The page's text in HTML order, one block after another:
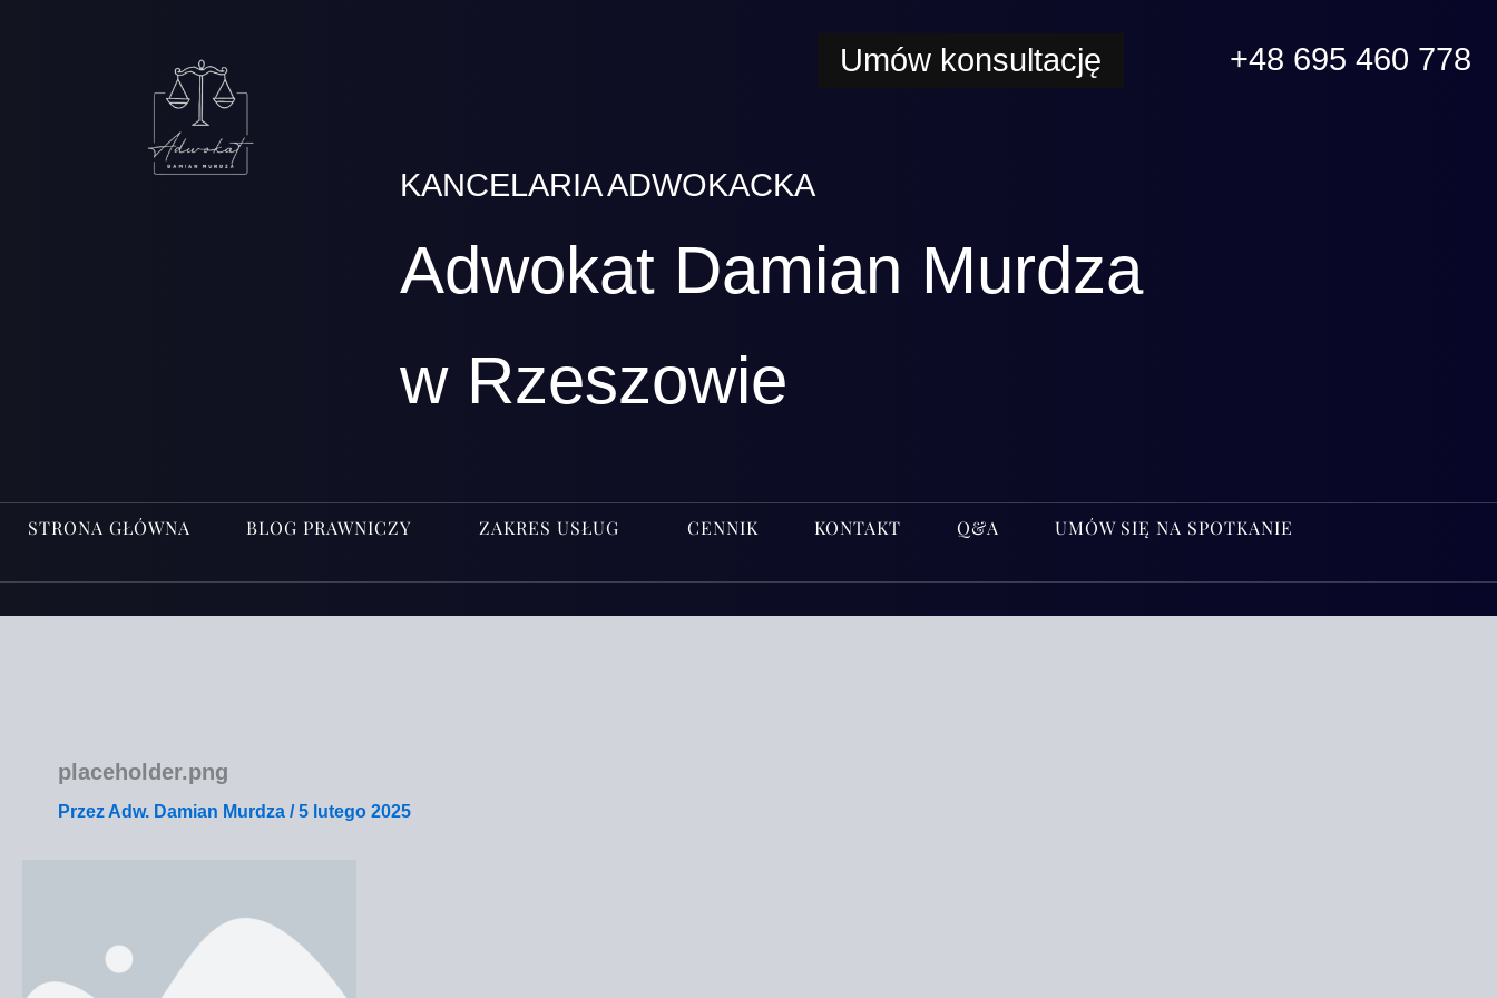
Umów konsultację +48 695 460 778
KANCELARIA ADWOKACKA
Adwokat Damian Murdza
w Rzeszowie
STRONA GŁÓWNA BLOG PRAWNICZY ZAKRES USŁUG CENNIK KONTAKT Q&A UMÓW SIĘ NA SPOTKANIE
placeholder.png
Przez Adw. Damian Murdza /5 lutego 2025